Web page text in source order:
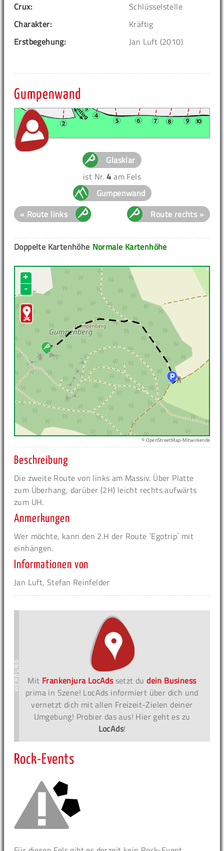
Crux:
Schlüsselstelle
Charakter:
Kräftig
Erstbegehung:
Jan Luft (2010)
Gumpenwand
Glasklar
ist Nr.4 am Fels
Gumpenwand
« Route links
Route rechts »
Normale Kartenhöhe
Doppelte Kartenhöhe
+
-
© OpenStreetMap-Mitwirkende
Beschreibung
Die zweite Route von links am Massiv. Über Platte
zum Überhang, darüber (2H) leicht rechts aufwärts
zum UH.
Anmerkungen
Wer möchte, kann den 2.H der Route ´Egotrip´ mit
einhängen.
Informationen von
Jan Luft, Stefan Reinfelder
Mit Frankenjura LocAdssetzt dudein Business
prima in Szene! LocAds informiert über dich und
vernetzt dich mit allen Freizeit-Zielen deiner
Umgebung! Probier das aus! Hier geht es zu
LocAds!
Rock-Events